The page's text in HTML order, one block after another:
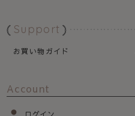
Support
お買い物ガイド
Account